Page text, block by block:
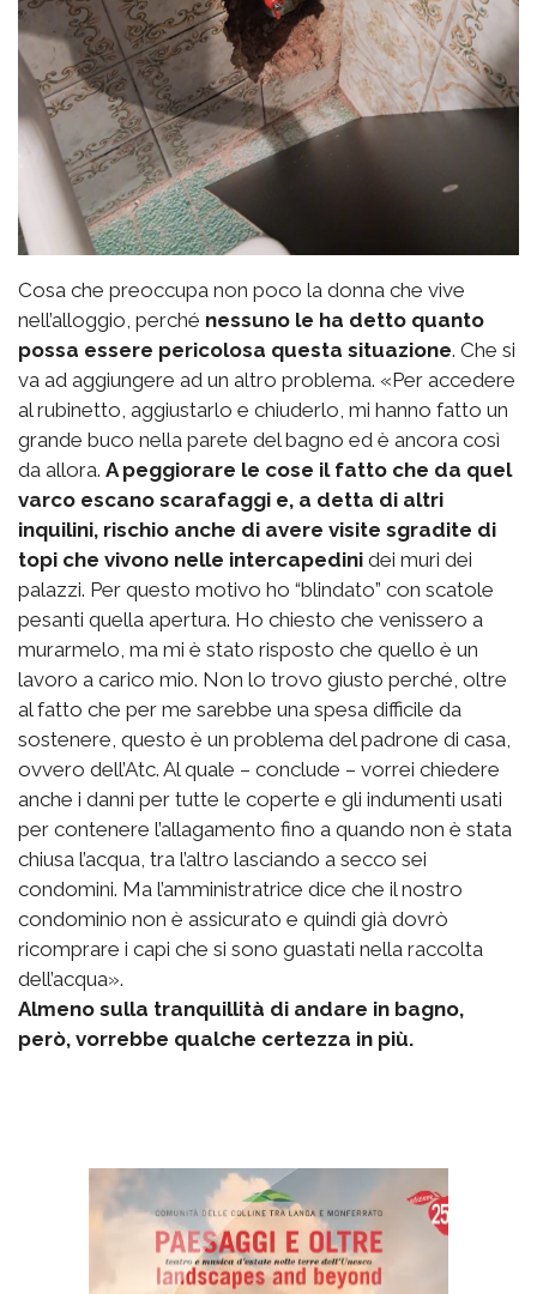
Cosa che preoccupa non poco la donna che vive
nell’alloggio, perché nessuno le ha detto quanto
possa essere pericolosa questa situazione. Che si
va ad aggiungere ad un altro problema. «Per accedere
al rubinetto, aggiustarlo e chiuderlo, mi hanno fatto un
grande buco nella parete del bagno ed è ancora così
da allora. A peggiorare le cose il fatto che da quel
varco escano scarafaggi e, a detta di altri
inquilini, rischio anche di avere visite sgradite di
topi che vivono nelle intercapedini dei muri dei
palazzi. Per questo motivo ho “blindato” con scatole
pesanti quella apertura. Ho chiesto che venissero a
murarmelo, ma mi è stato risposto che quello è un
lavoro a carico mio. Non lo trovo giusto perché, oltre
al fatto che per me sarebbe una spesa difficile da
sostenere, questo è un problema del padrone di casa,
ovvero dell’Atc. Al quale – conclude – vorrei chiedere
anche i danni per tutte le coperte e gli indumenti usati
per contenere l’allagamento fino a quando non è stata
chiusa l’acqua, tra l’altro lasciando a secco sei
condomini. Ma l’amministratrice dice che il nostro
condominio non è assicurato e quindi già dovrò
ricomprare i capi che si sono guastati nella raccolta
dell’acqua».
Almeno sulla tranquillità di andare in bagno,
però, vorrebbe qualche certezza in più.